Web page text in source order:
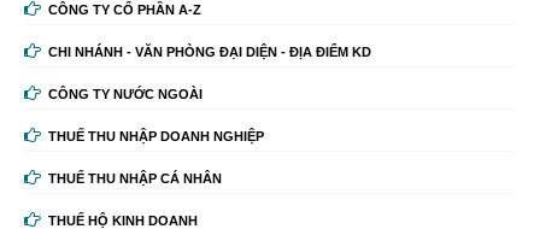
CÔNG TY CỔ PHẦN A-Z
CHI NHÁNH - VĂN PHÒNG ĐẠI DIỆN - ĐỊA ĐIỂM KD
CÔNG TY NƯỚC NGOÀI
THUẾ THU NHẬP DOANH NGHIỆP
THUẾ THU NHẬP CÁ NHÂN
THUẾ HỘ KINH DOANH